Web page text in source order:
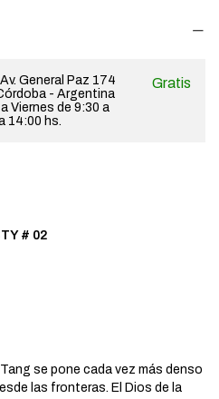
General Paz 174
- Argentina
Viernes de 9:30 a
14:00 hs.
Gratis
# 02
se pone cada vez más denso
las fronteras. El Dios de la